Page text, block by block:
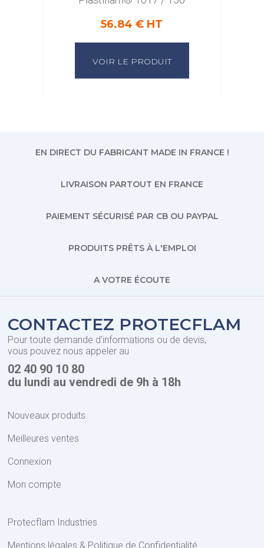
56.84 € HT
VOIR LE PRODUIT
EN DIRECT DU FABRICANT MADE IN FRANCE !
LIVRAISON PARTOUT EN FRANCE
PAIEMENT SÉCURISÉ PAR CB OU PAYPAL
PRODUITS PRÊTS À L'EMPLOI
A VOTRE ÉCOUTE
CONTACTEZ PROTECFLAM
Pour toute demande d'informations ou de devis,
vous pouvez nous appeler au
02 40 90 10 80
du lundi au vendredi de 9h à 18h
Nouveaux produits
Meilleures ventes
Connexion
Mon compte
Protecflam Industries
Mentions légales & Politique de Confidentialité